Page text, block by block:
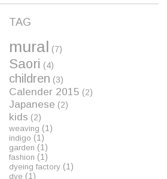
TAG
mural (7)
Saori (4)
children (3)
Calender 2015 (2)
Japanese (2)
kids (2)
weaving (1)
indigo (1)
garden (1)
fashion (1)
dyeing factory (1)
dye (1)